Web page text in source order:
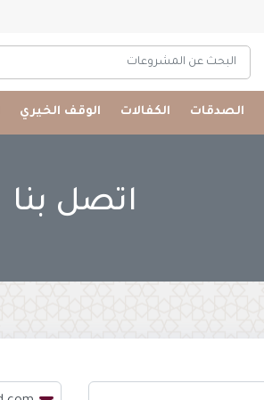
البحث عن المشروعات
الصدقات الكفالات الوقف الخيري
اتصل بنا